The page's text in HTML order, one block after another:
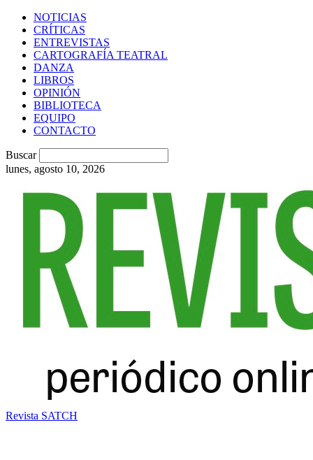
NOTICIAS
CRÍTICAS
ENTREVISTAS
CARTOGRAFÍA TEATRAL
DANZA
LIBROS
OPINIÓN
BIBLIOTECA
EQUIPO
CONTACTO
Buscar
lunes, agosto 10, 2026
Revista SATCH